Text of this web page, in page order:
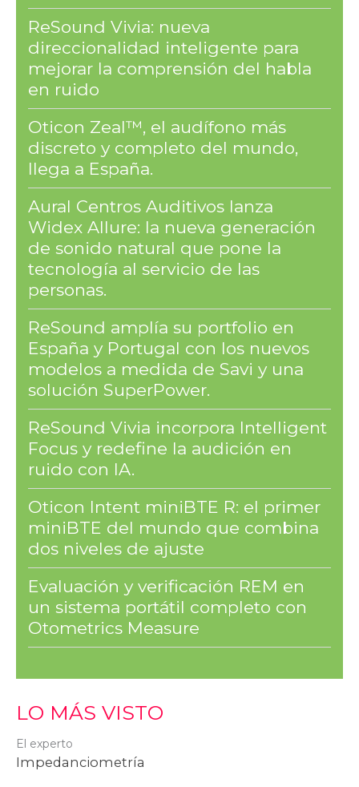
ReSound Vivia: nueva
direccionalidad inteligente para
mejorar la comprensión del habla
en ruido
Oticon Zeal™, el audífono más
discreto y completo del mundo,
llega a España.
Aural Centros Auditivos lanza
Widex Allure: la nueva generación
de sonido natural que pone la
tecnología al servicio de las
personas.
ReSound amplía su portfolio en
España y Portugal con los nuevos
modelos a medida de Savi y una
solución SuperPower.
ReSound Vivia incorpora Intelligent
Focus y redefine la audición en
ruido con IA.
Oticon Intent miniBTE R: el primer
miniBTE del mundo que combina
dos niveles de ajuste
Evaluación y verificación REM en
un sistema portátil completo con
Otometrics Measure
LO MÁS VISTO
El experto
Impedanciometría